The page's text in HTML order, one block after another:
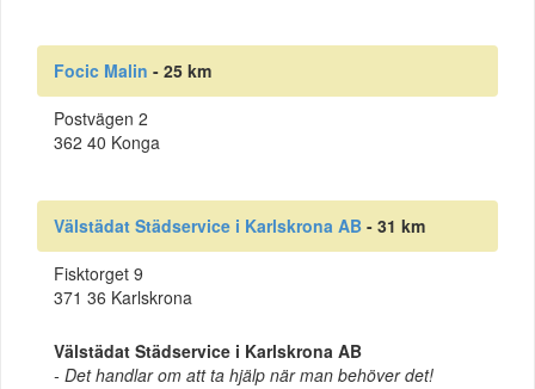
Focic Malin - 25 km
Postvägen 2
362 40 Konga
Välstädat Städservice i Karlskrona AB - 31 km
Fisktorget 9
371 36 Karlskrona
Välstädat Städservice i Karlskrona AB
- Det handlar om att ta hjälp när man behöver det!